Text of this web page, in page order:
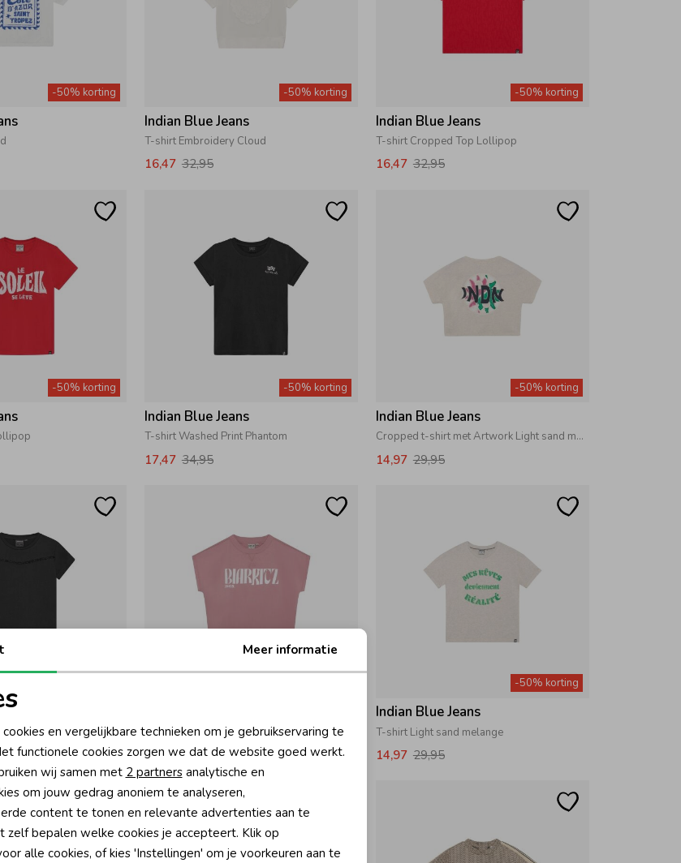
-50% korting -50% korting
Indian Blue Jeans
T-shirt Embroidery Cloud
16,47 32,95
-50% korting
Indian Blue Jeans
T-shirt Cropped Top Lollipop
16,47 32,95
-50% korting -50% korting
Indian Blue Jeans
T-shirt Washed Print Phantom
17,47 34,95
-50% korting
Indian Blue Jeans
Cropped t-shirt met Artwork Light sand melange
14,97 29,95
Phantom T-shirt Cropped Lilas
14,97 29,95
-50% korting
Indian Blue Jeans
T-shirt Light sand melange
14,97 29,95
cookies
cookies Marketing cookies
Meer informatie
en vergelijkbare technieken om je gebruikservaring te
functionele cookies zorgen we dat de website goed werkt.
wij samen met 2 partnersanalytische en
om jouw gedrag anoniem te analyseren,
content te tonen en relevante advertenties aan te
zelf bepalen welke cookies je accepteert. Klik op
alle cookies, of kies 'Instellingen' om je voorkeuren aan te